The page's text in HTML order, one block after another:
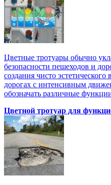
Цветные тротуары обычно
безопасности пешеходов и
создания чисто
дорогах с интенсивным
обозначать различные
Цветной тротуар для